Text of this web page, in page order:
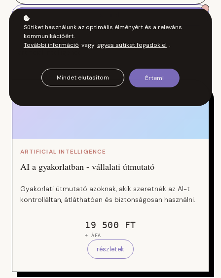
ARTIFICIAL INTELLIGENCE
AI a gyakorlatban - vállalati útmutató
Gyakorlati útmutató azoknak, akik szeretnék az AI-t
kontrolláltan, átláthatóan és biztonságosan használni.
19 500 FT
+ ÁFA
részletek
Sütiket használunk az optimális élményért és a releváns
kommunikációért.
További információ vagy egyes sütiket fogadok el .
Mindet elutasítom Értem!